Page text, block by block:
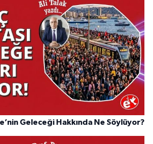
Geleceği Hakkında Ne Söylüyor?